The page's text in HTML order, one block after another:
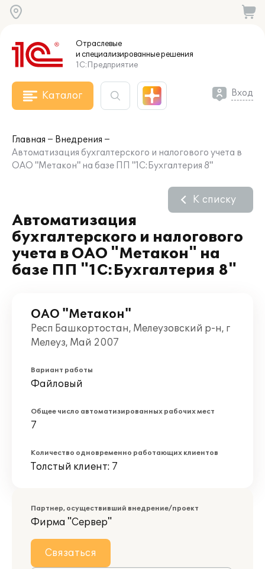
Отраслевые
и специализированныерешения
1С:Предприятие
Каталог Вход
Главная
Внедрения
Автоматизация бухгалтерского и налогового учета в
ОАО "Метакон" на базе ПП "1С:Бухгалтерия 8"
Автоматизация
бухгалтерского и налогового
учета в ОАО "Метакон" на
базе ПП "1С:Бухгалтерия 8"
К списку
ОАО "Метакон"
Респ Башкортостан, Мелеузовский р-н, г
Мелеуз, Май 2007
Вариант работы
Файловый
Общее число автоматизированных рабочих мест
7
Количество одновременно работающих клиентов
Толстый клиент: 7
Партнер, осуществивший внедрение/проект
Фирма "Сервер"
Связаться